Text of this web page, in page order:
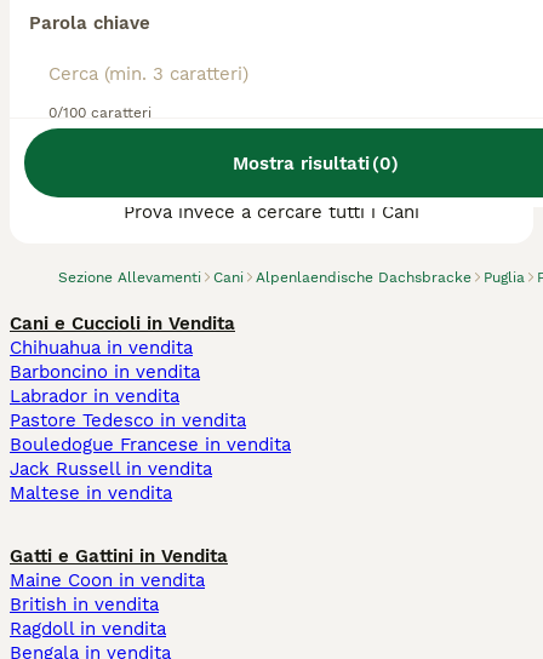
Parola chiave
0/100 caratteri
Mostra risultati(0)
Sezione Allevamenti Cani Alpenlaendische Dachsbracke Puglia
Abbiamo trovato 0 Allevamento di
Prova invece a cercare tutti i Cani
Cani e Cuccioli in Vendita
Chihuahua in vendita
Barboncino in vendita
Labrador in vendita
Pastore Tedesco in vendita
Bouledogue Francese in vendita
Jack Russell in vendita
Maltese in vendita
Gatti e Gattini in Vendita
Maine Coon in vendita
British in vendita
Ragdoll in vendita
Bengala in vendita